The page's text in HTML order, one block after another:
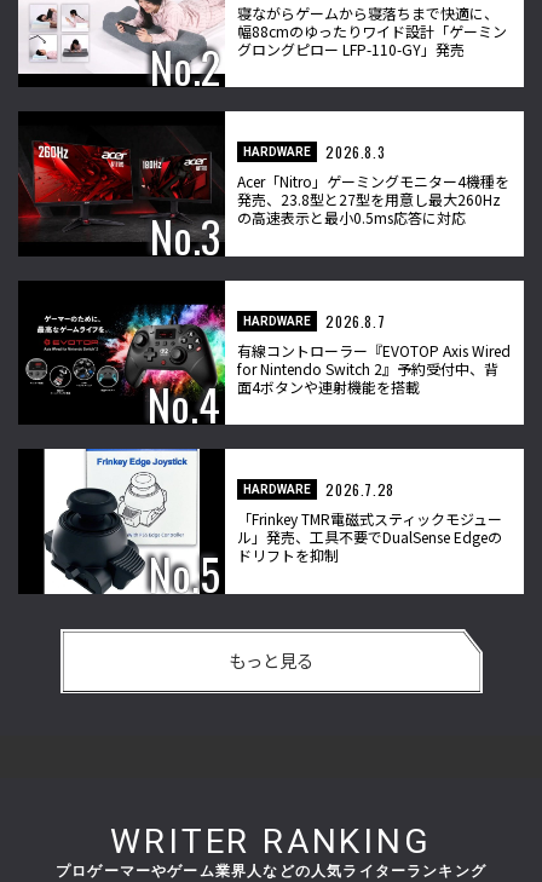
寝ながらゲームから寝落ちまで快適に、
幅88cmのゆったりワイド設計「ゲーミン
グロングピロー LFP-110-GY」発売
HARDWARE
2026.8.3
Acer「Nitro」ゲーミングモニター4機種を
発売、23.8型と27型を用意し最大260Hz
の高速表示と最小0.5ms応答に対応
HARDWARE
2026.8.7
有線コントローラー『EVOTOP Axis Wired
for Nintendo Switch 2』予約受付中、背
面4ボタンや連射機能を搭載
HARDWARE
2026.7.28
「Frinkey TMR電磁式スティックモジュー
ル」発売、工具不要でDualSense Edgeの
ドリフトを抑制
もっと見る
WRITER RANKING
プロゲーマーやゲーム業界人などの人気ライターランキング